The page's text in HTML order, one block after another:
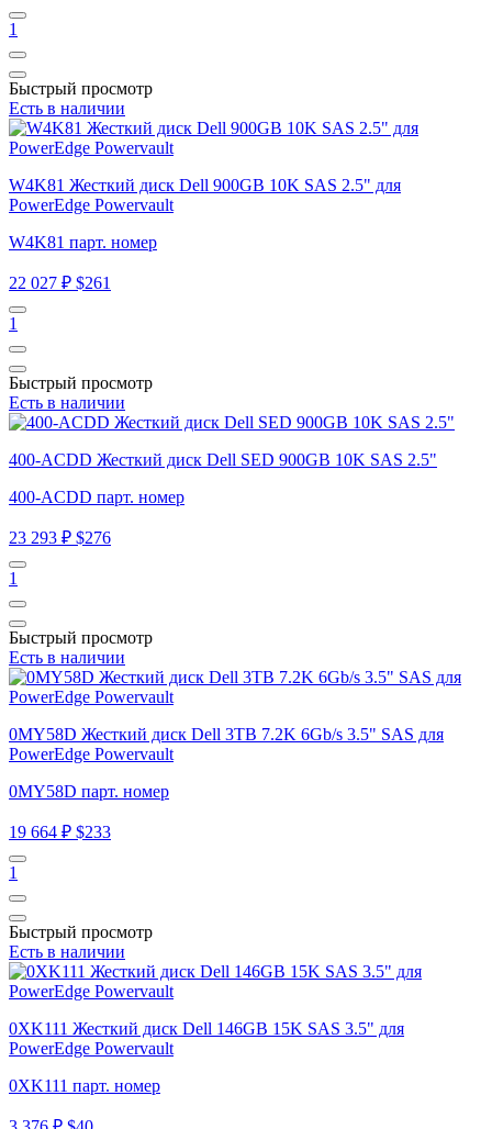
1
Быстрый просмотр
Есть в наличии
W4K81 Жесткий диск Dell 900GB 10K SAS 2.5" для
PowerEdge Powervault
W4K81 парт. номер
22 027 ₽ $261
1
Быстрый просмотр
Есть в наличии
400-ACDD Жесткий диск Dell SED 900GB 10K SAS 2.5"
400-ACDD парт. номер
23 293 ₽ $276
1
Быстрый просмотр
Есть в наличии
0MY58D Жесткий диск Dell 3TB 7.2K 6Gb/s 3.5" SAS для
PowerEdge Powervault
0MY58D парт. номер
19 664 ₽ $233
1
Быстрый просмотр
Есть в наличии
0XK111 Жесткий диск Dell 146GB 15K SAS 3.5" для
PowerEdge Powervault
0XK111 парт. номер